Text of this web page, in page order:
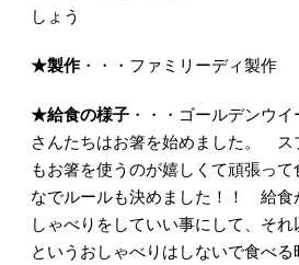
しょう
★製作・・・ファミリーディ製作
★給食の様子・・・ゴールデンウ
さんたちはお箸を始めました。 ス
もお箸を使うのが嬉しくて頑張っ
なでルールも決めました！！ 給食
しゃべりをしていい事にして、そ
というおしゃべりはしないで食べ